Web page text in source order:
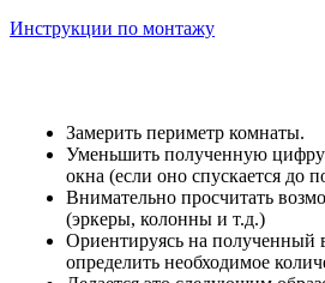
Инструкции по монтажу
Замерить периметр комнаты.
Уменьшить полученную
окна (если оно спускается до
Внимательно просчитать
(эркеры, колонны и т.д.)
Ориентируясь на полученный в
определить необходимое